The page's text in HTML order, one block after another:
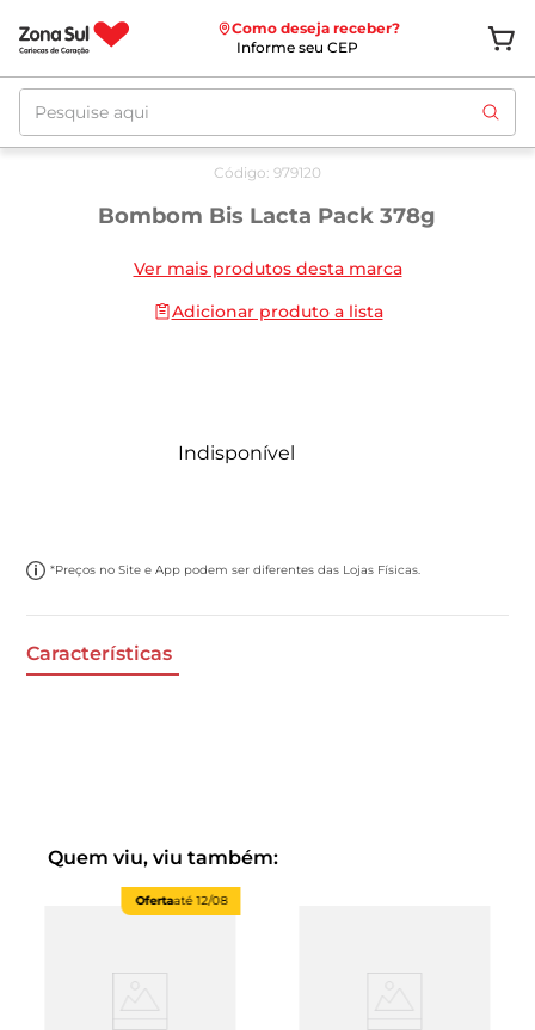
Como deseja receber?
Informe seu CEP
Pesquise aqui
Código: 979120
Bombom Bis Lacta Pack 378g
Ver mais produtos desta marca
Adicionar produto a lista
Indisponível
*Preços no Site e App podem ser diferentes das Lojas Físicas.
Características
Quem viu, viu também:
Ofertaaté12/08